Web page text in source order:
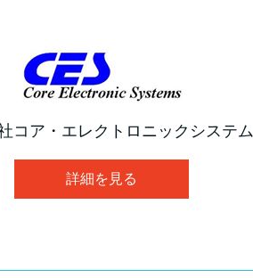
コア・エレクトロニックシステム
詳細を見る